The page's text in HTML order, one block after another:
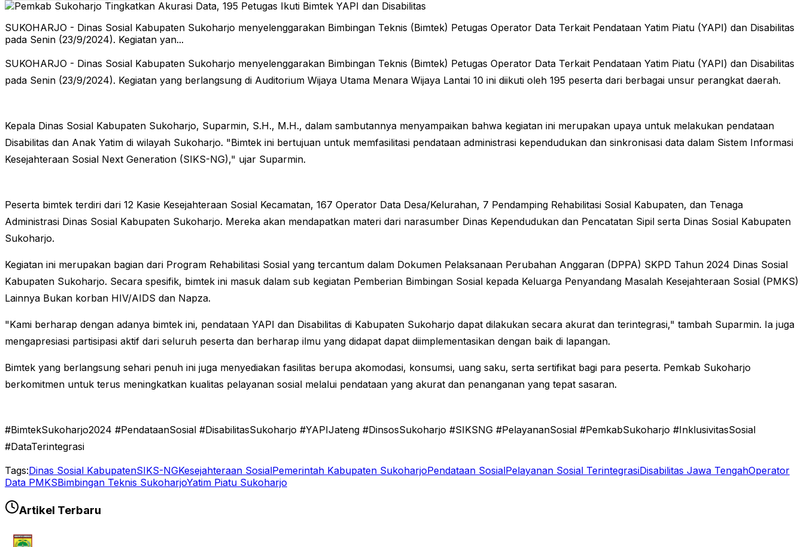
SUKOHARJO - Dinas Sosial Kabupaten Sukoharjo menyelenggarakan Bimbingan Teknis (Bimtek) Petugas Operator Data Terkait Pendataan Yatim Piatu (YAPI) dan Disabilitas
pada Senin (23/9/2024). Kegiatan yan...
SUKOHARJO - Dinas Sosial Kabupaten Sukoharjo menyelenggarakan Bimbingan Teknis (Bimtek) Petugas Operator Data Terkait Pendataan Yatim Piatu (YAPI) dan Disabilitas
pada Senin (23/9/2024). Kegiatan yang berlangsung di Auditorium Wijaya Utama Menara Wijaya Lantai 10 ini diikuti oleh 195 peserta dari berbagai unsur perangkat daerah.
Kepala Dinas Sosial Kabupaten Sukoharjo, Suparmin, S.H., M.H., dalam sambutannya menyampaikan bahwa kegiatan ini merupakan upaya untuk melakukan pendataan
Disabilitas dan Anak Yatim di wilayah Sukoharjo. "Bimtek ini bertujuan untuk memfasilitasi pendataan administrasi kependudukan dan sinkronisasi data dalam Sistem Informasi
Kesejahteraan Sosial Next Generation (SIKS-NG)," ujar Suparmin.
Peserta bimtek terdiri dari 12 Kasie Kesejahteraan Sosial Kecamatan, 167 Operator Data Desa/Kelurahan, 7 Pendamping Rehabilitasi Sosial Kabupaten, dan Tenaga
Administrasi Dinas Sosial Kabupaten Sukoharjo. Mereka akan mendapatkan materi dari narasumber Dinas Kependudukan dan Pencatatan Sipil serta Dinas Sosial Kabupaten
Sukoharjo.
Kegiatan ini merupakan bagian dari Program Rehabilitasi Sosial yang tercantum dalam Dokumen Pelaksanaan Perubahan Anggaran (DPPA) SKPD Tahun 2024 Dinas Sosial
Kabupaten Sukoharjo. Secara spesifik, bimtek ini masuk dalam sub kegiatan Pemberian Bimbingan Sosial kepada Keluarga Penyandang Masalah Kesejahteraan Sosial (PMKS)
Lainnya Bukan korban HIV/AIDS dan Napza.
"Kami berharap dengan adanya bimtek ini, pendataan YAPI dan Disabilitas di Kabupaten Sukoharjo dapat dilakukan secara akurat dan terintegrasi," tambah Suparmin. Ia juga
mengapresiasi partisipasi aktif dari seluruh peserta dan berharap ilmu yang didapat dapat diimplementasikan dengan baik di lapangan.
Bimtek yang berlangsung sehari penuh ini juga menyediakan fasilitas berupa akomodasi, konsumsi, uang saku, serta sertifikat bagi para peserta. Pemkab Sukoharjo
berkomitmen untuk terus meningkatkan kualitas pelayanan sosial melalui pendataan yang akurat dan penanganan yang tepat sasaran.
#BimtekSukoharjo2024 #PendataanSosial #DisabilitasSukoharjo #YAPIJateng #DinsosSukoharjo #SIKSNG #PelayananSosial #PemkabSukoharjo #InklusivitasSosial
#DataTerintegrasi
Tags:Dinas Sosial KabupatenSIKS-NGKesejahteraan SosialPemerintah Kabupaten SukoharjoPendataan SosialPelayanan Sosial TerintegrasiDisabilitas Jawa TengahOperator
Data PMKSBimbingan Teknis SukoharjoYatim Piatu Sukoharjo
Artikel Terbaru